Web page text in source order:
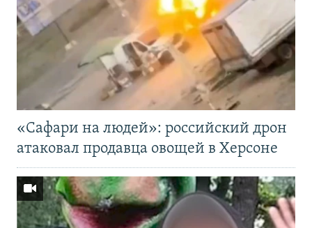
«Cафари на людей»: российский дрон
атаковал продавца овощей в Херсоне